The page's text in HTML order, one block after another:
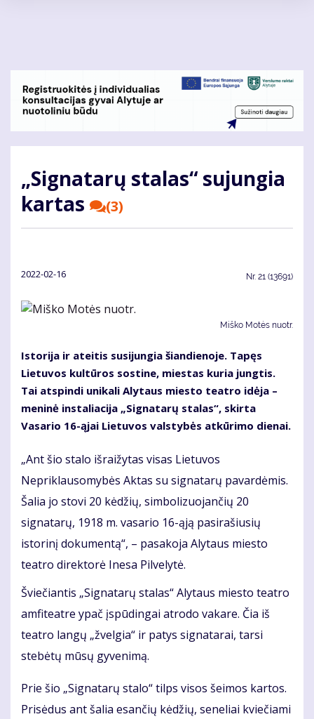
„Signatarų stalas“ sujungia
kartas
(3)
2022-02-16 Nr. 21 (13691)
Miško Motės nuotr.
Istorija ir ateitis susijungia šiandienoje. Tapęs
Lietuvos kultūros sostine, miestas kuria jungtis.
Tai atspindi unikali Alytaus miesto teatro idėja –
meninė instaliacija „Signatarų stalas“, skirta
Vasario 16-ąjai Lietuvos valstybės atkūrimo dienai.
„Ant šio stalo išraižytas visas Lietuvos
Nepriklausomybės Aktas su signatarų pavardėmis.
Šalia jo stovi 20 kėdžių, simbolizuojančių 20
signatarų, 1918 m. vasario 16-ąją pasirašiusių
istorinį dokumentą“, – pasakoja Alytaus miesto
teatro direktorė Inesa Pilvelytė.
Šviečiantis „Signatarų stalas“ Alytaus miesto teatro
amfiteatre ypač įspūdingai atrodo vakare. Čia iš
teatro langų „žvelgia“ ir patys signatarai, tarsi
stebėtų mūsų gyvenimą.
Prie šio „Signatarų stalo“ tilps visos šeimos kartos.
Prisėdus ant šalia esančių kėdžių, seneliai kviečiami